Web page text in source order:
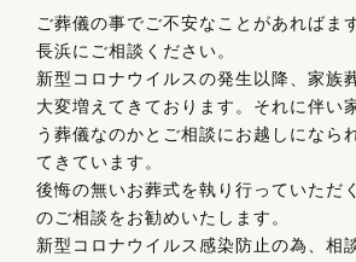
ご葬儀の事でご不安なことがあればま
長浜にご相談ください。
新型コロナウイルスの発生以降、家族
大変増えてきております。それに伴い
う葬儀なのかとご相談にお越しになら
てきています。
後悔の無いお葬式を執り行っていただ
のご相談をお勧めいたします。
新型コロナウイルス感染防止の為、相